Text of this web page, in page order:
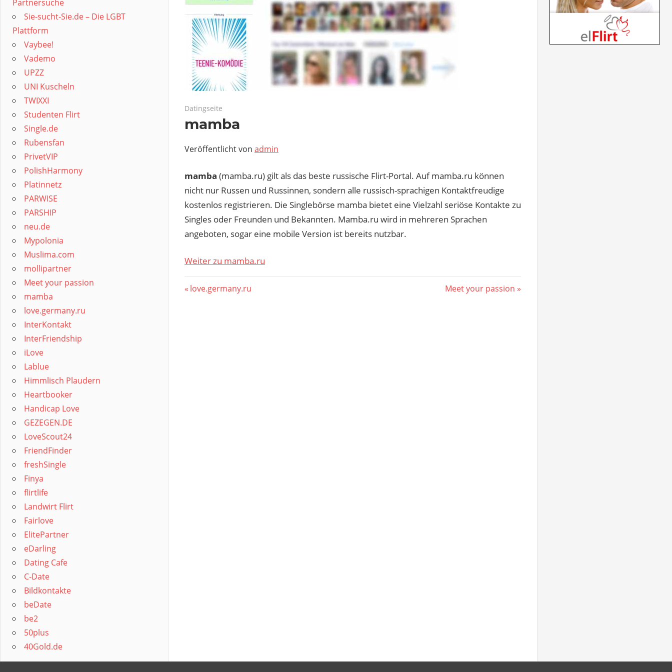
November 12, 2019
Datingseite
mamba
Veröffentlicht von admin
mamba (mamba.ru) gilt als das beste russische Flirt-Portal. Auf mamba.ru können
nicht nur Russen und Russinnen, sondern alle russisch-sprachigen Kontaktfreudige
kostenlos registrieren. Die Singlebörse mamba bietet eine Vielzahl seriöse Kontakte zu
Singles oder Freunden und Bekannten. Mamba.ru wird in mehreren Sprachen
angeboten, sogar eine mobile Version ist bereits nutzbar.
Weiter zu mamba.ru
Beitragsnavigation
Vorheriger
love.germany.ru
Nächster
Meet your passion
Partnersuche
Sie-sucht-Sie.de – Die LGBT
Plattform
Vaybee!
Vademo
UPZZ
UNI Kuscheln
TWIXXI
Studenten Flirt
Single.de
Rubensfan
PrivetVIP
PolishHarmony
Platinnetz
PARWISE
PARSHIP
neu.de
Mypolonia
Muslima.com
mollipartner
Meet your passion
mamba
love.germany.ru
InterKontakt
InterFriendship
iLove
Lablue
Himmlisch Plaudern
Heartbooker
Handicap Love
GEZEGEN.DE
LoveScout24
FriendFinder
freshSingle
Finya
flirtlife
Landwirt Flirt
Fairlove
ElitePartner
eDarling
Dating Cafe
C-Date
Bildkontakte
beDate
be2
50plus
40Gold.de